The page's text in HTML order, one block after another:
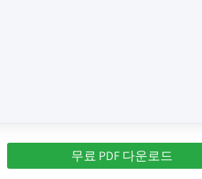
무료 PDF 다운로드